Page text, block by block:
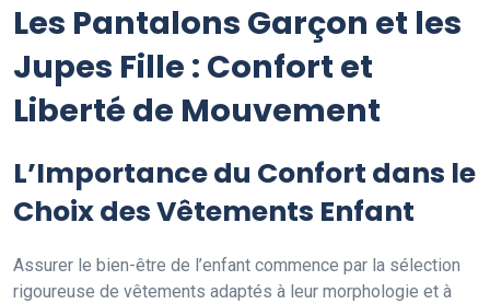
Les Pantalons Garçon et les
Jupes Fille : Confort et
Liberté de Mouvement
L’Importance du Confort dans le
Choix des Vêtements Enfant
Assurer le bien-être de l’enfant commence par la sélection
rigoureuse de vêtements adaptés à leur morphologie et à